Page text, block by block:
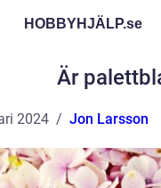
HOBBYHJÄLP.se
Är
2024 Jon Larsson